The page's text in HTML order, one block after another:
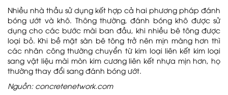
Nhiều nhà thầu sử dụng kết hợp cả hai phương pháp đánh
bóng ướt và khô. Thông thường, đánh bóng khô được sử
dụng cho các bước mài ban đầu, khi nhiều bê tông được
loại bỏ. Khi bề mặt sàn bê tông trở nên mịn màng hơn thì
các nhân công thường chuyển từ kim loại liên kết kim loại
sang vật liệu mài mòn kim cương liên kết nhựa mịn hơn, họ
thường thay đổi sang đánh bóng ướt.
Nguồn: concretenetwork.com
Dự án Namia River Retreat